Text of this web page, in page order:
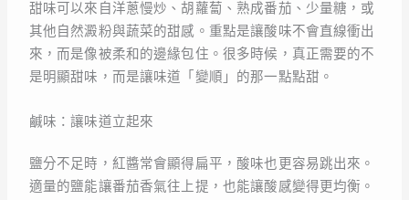
甜味可以來自洋蔥慢炒、胡蘿蔔、熟成番茄、少量糖，或
其他自然澱粉與蔬菜的甜感。重點是讓酸味不會直線衝出
來，而是像被柔和的邊緣包住。很多時候，真正需要的不
是明顯甜味，而是讓味道「變順」的那一點點甜。
鹹味：讓味道立起來
鹽分不足時，紅醬常會顯得扁平，酸味也更容易跳出來。
適量的鹽能讓番茄香氣往上提，也能讓酸感變得更均衡。